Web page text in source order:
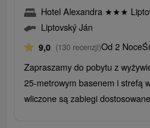
Hotel Alexandra ★★★
Liptovský Ján
9,0 (130 recenzji)Od 2 Noce
Zapraszamy do pobytu z
25-metrowym basenem i strefą
wliczone są zabiegi